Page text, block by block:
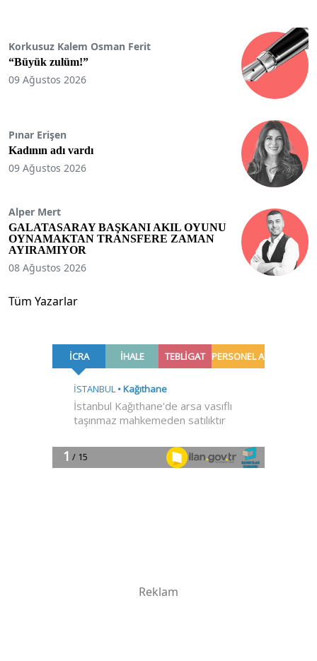
Korkusuz Kalem Osman Ferit
“Büyük zulüm!”
09 Ağustos 2026
Pınar Erişen
Kadının adı vardı
09 Ağustos 2026
Alper Mert
GALATASARAY BAŞKANI AKIL OYUNU
OYNAMAKTAN TRANSFERE ZAMAN
AYIRAMIYOR
08 Ağustos 2026
Tüm Yazarlar